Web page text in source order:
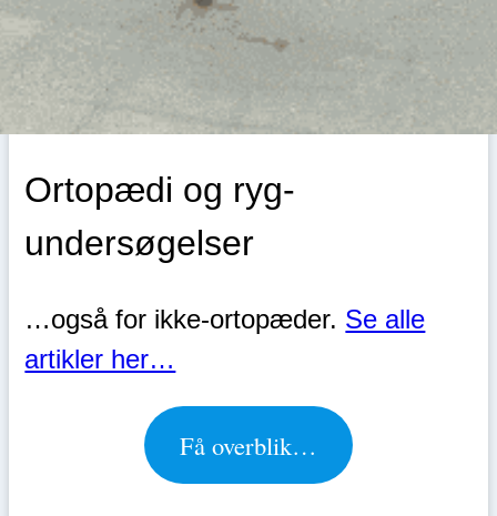
Ortopædi og ryg-
undersøgelser
…også for ikke-ortopæder. Se alle
artikler her…
Få overblik…